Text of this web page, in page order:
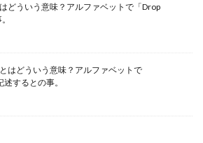
どういう意味？アルファベットで「Drop
はどういう意味？アルファベットで
述するとの事。